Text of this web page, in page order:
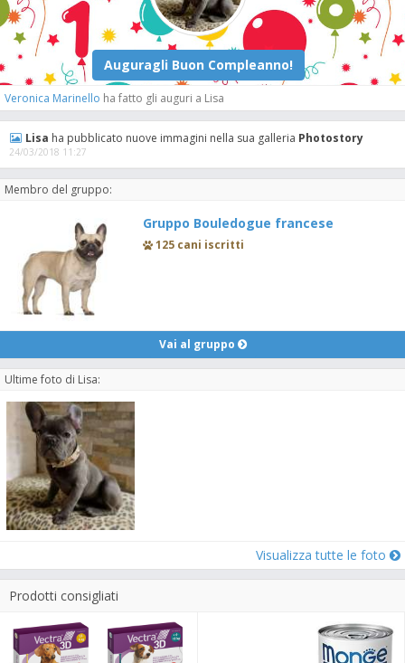
Veronica Marinello ha fatto gli auguri a Lisa
Lisa ha pubblicato nuove immagini nella sua galleria Photostory
24/03/2018 11:27
Membro del gruppo:
Gruppo Bouledogue francese
125 cani iscritti
Vai al gruppo
Ultime foto di Lisa:
Visualizza tutte le foto
Prodotti consigliati